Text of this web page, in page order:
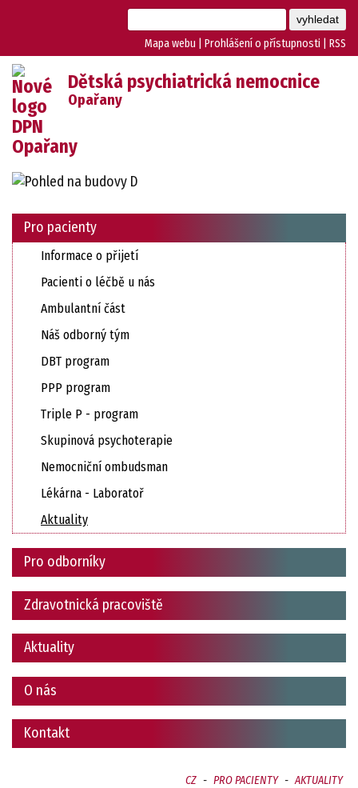
Mapa webu Prohlášení o přístupnosti RSS
Dětská psychiatrická nemocnice
Opařany
Pro pacienty
Informace o přijetí
Pacienti o léčbě u nás
Ambulantní část
Náš odborný tým
DBT program
PPP program
Triple P - program
Skupinová psychoterapie
Nemocniční ombudsman
Lékárna - Laboratoř
Aktuality
Pro odborníky
Zdravotnická pracoviště
Aktuality
O nás
Kontakt
CZ - PRO PACIENTY - AKTUALITY